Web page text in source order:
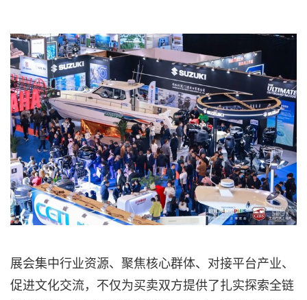
展会集中行业资源、聚焦核心群体、对接平台产业、
促进文化交流，不仅为买卖双方提供了扎实探索全链